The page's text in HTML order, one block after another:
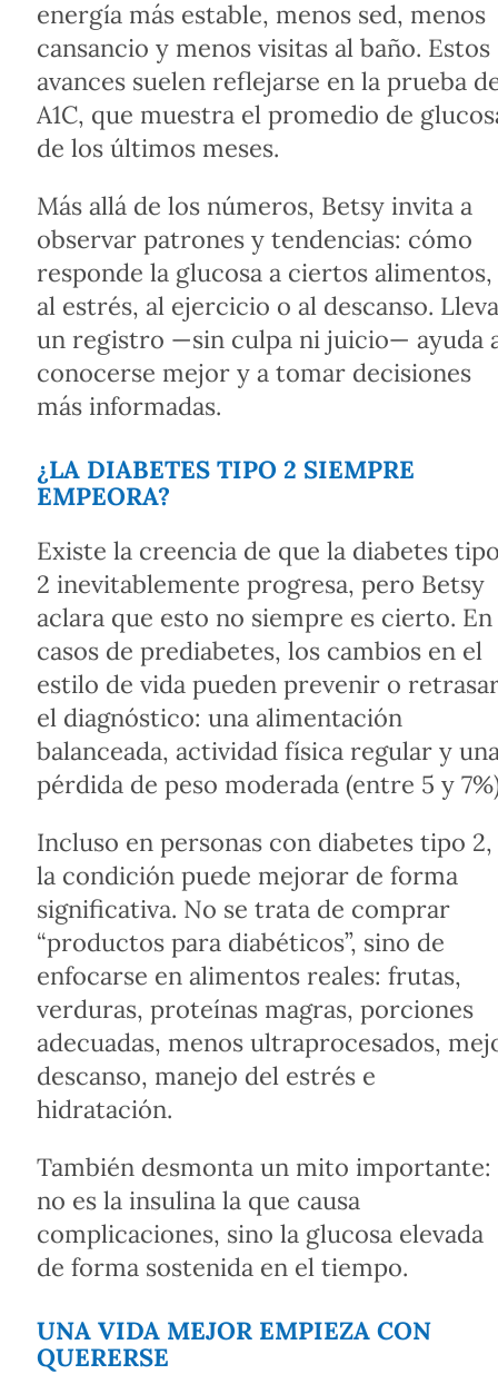
energía más estable, menos sed, menos
cansancio y menos visitas al baño. Estos
avances suelen reflejarse en la prueba
A1C, que muestra el promedio de
de los últimos meses.
Más allá de los números, Betsy invita a
observar patrones y tendencias: cómo
responde la glucosa a ciertos alimentos,
al estrés, al ejercicio o al descanso.
un registro —sin culpa ni juicio— ayuda
conocerse mejor y a tomar decisiones
más informadas.
¿LA DIABETES TIPO 2 SIEMPRE
EMPEORA?
Existe la creencia de que la diabetes
2 inevitablemente progresa, pero Betsy
aclara que esto no siempre es cierto. En
casos de prediabetes, los cambios en el
estilo de vida pueden prevenir o
el diagnóstico: una alimentación
balanceada, actividad física regular y
pérdida de peso moderada (entre 5 y
Incluso en personas con diabetes tipo 2,
la condición puede mejorar de forma
significativa. No se trata de comprar
“productos para diabéticos”, sino de
enfocarse en alimentos reales: frutas,
verduras, proteínas magras, porciones
adecuadas, menos ultraprocesados,
descanso, manejo del estrés e
hidratación.
También desmonta un mito importante:
no es la insulina la que causa
complicaciones, sino la glucosa elevada
de forma sostenida en el tiempo.
UNA VIDA MEJOR EMPIEZA CON
QUERERSE